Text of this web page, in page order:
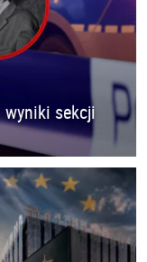
wyniki sekcji